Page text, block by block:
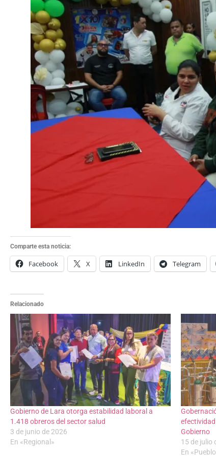
Comparte esta noticia:
Facebook X LinkedIn Telegram
Relacionado
Gobierno de Lara otorga estabilidad laboral a
1.418 obreros del sector salud
3 de junio de 2026
En «Regional»
Gobierno
15 de julio
En